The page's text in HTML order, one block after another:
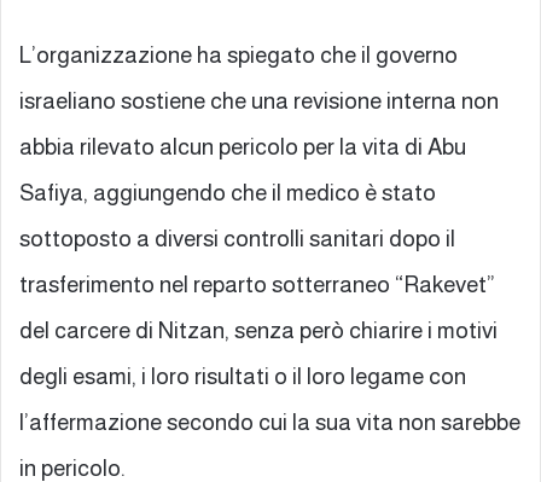
L’organizzazione ha spiegato che il governo
israeliano sostiene che una revisione interna non
abbia rilevato alcun pericolo per la vita di Abu
Safiya, aggiungendo che il medico è stato
sottoposto a diversi controlli sanitari dopo il
trasferimento nel reparto sotterraneo “Rakevet”
del carcere di Nitzan, senza però chiarire i motivi
degli esami, i loro risultati o il loro legame con
l’affermazione secondo cui la sua vita non sarebbe
in pericolo.